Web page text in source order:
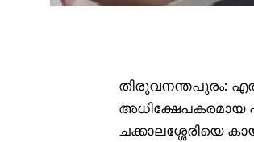
തിരുവനന്തപുരം:
അധിക്ഷേപകരമായ
ചക്കാലശ്ശേരിയെ